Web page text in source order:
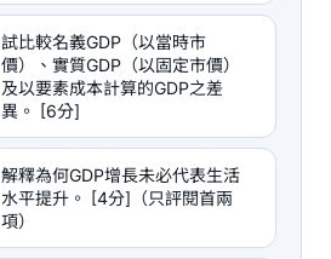
試比較名義GDP（以當時市
價）、實質GDP（以固定市價）
及以要素成本計算的GDP之差
異。 [6分]
解釋為何GDP增長未必代表生活
水平提升。 [4分]（只評閱首兩
項）